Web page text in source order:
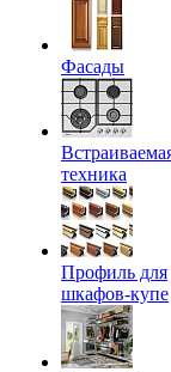
Фасады
техника
Профиль для
шкафов-купе